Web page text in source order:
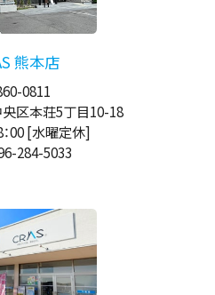
熊本店
0811
区本荘5丁目10-18
00[水曜定休]
284-5033